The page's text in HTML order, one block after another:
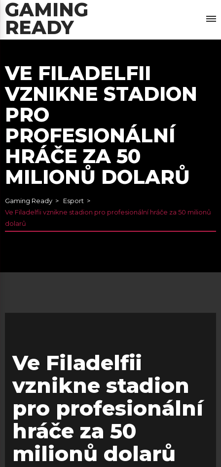
GAMING
READY
VE FILADELFII
VZNIKNE STADION
PRO
PROFESIONÁLNÍ
HRÁČE ZA 50
MILIONŮ DOLARŮ
Gaming Ready
Esport
Ve Filadelfii vznikne stadion pro profesionální hráče za 50 milionů
dolarů
Ve Filadelfii
vznikne stadion
pro profesionální
hráče za 50
milionů dolarů